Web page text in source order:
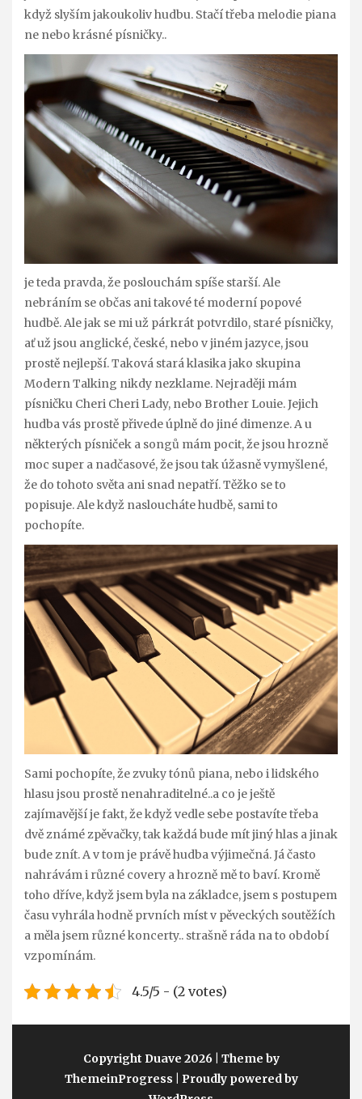
když slyším jakoukoliv hudbu. Stačí třeba melodie piana
ne nebo krásné písničky..
je teda pravda, že poslouchám spíše starší. Ale
nebráním se občas ani takové té moderní popové
hudbě. Ale jak se mi už párkrát potvrdilo, staré písničky,
ať už jsou anglické, české, nebo v jiném jazyce, jsou
prostě nejlepší. Taková stará klasika jako skupina
Modern Talking nikdy nezklame. Nejraději mám
písničku Cheri Cheri Lady, nebo Brother Louie. Jejich
hudba vás prostě přivede úplně do jiné dimenze. A u
některých písniček a songů mám pocit, že jsou hrozně
moc super a nadčasové, že jsou tak úžasně vymyšlené,
že do tohoto světa ani snad nepatří. Těžko se to
popisuje. Ale když nasloucháte hudbě, sami to
pochopíte.
Sami pochopíte, že zvuky tónů piana, nebo i lidského
hlasu jsou prostě nenahraditelné..a co je ještě
zajímavější je fakt, že když vedle sebe postavíte třeba
dvě známé zpěvačky, tak každá bude mít jiný hlas a jinak
bude znít. A v tom je právě hudba výjimečná. Já často
nahrávám i různé covery a hrozně mě to baví. Kromě
toho dříve, když jsem byla na základce, jsem s postupem
času vyhrála hodně prvních míst v pěveckých soutěžích
a měla jsem různé koncerty.. strašně ráda na to období
vzpomínám.
4.5/5 - (2 votes)
Copyright Duave 2026
| Theme by
ThemeinProgress
| Proudly powered by